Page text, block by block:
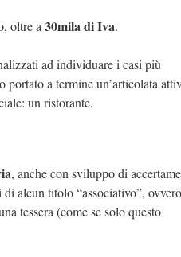
, oltre a 30mila di Iva.
ad individuare i casi più
portato a termine un’articolata
un ristorante.
, anche con sviluppo di
alcun titolo “associativo”,
tessera (come se solo questo